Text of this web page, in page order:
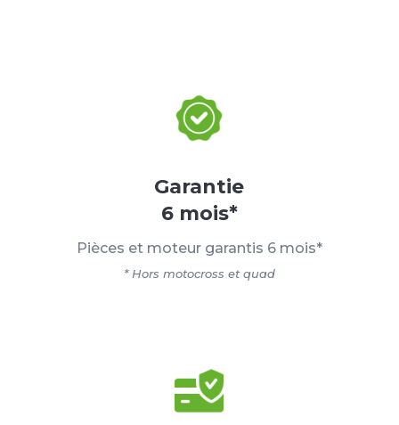
Garantie
6 mois*
Pièces et moteur garantis 6 mois*
* Hors motocross et quad